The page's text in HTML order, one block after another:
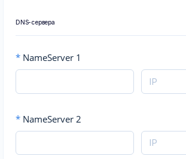
DNS-сервера
* NameServer 1
* NameServer 2